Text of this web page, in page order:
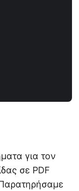
για τον
σε PDF